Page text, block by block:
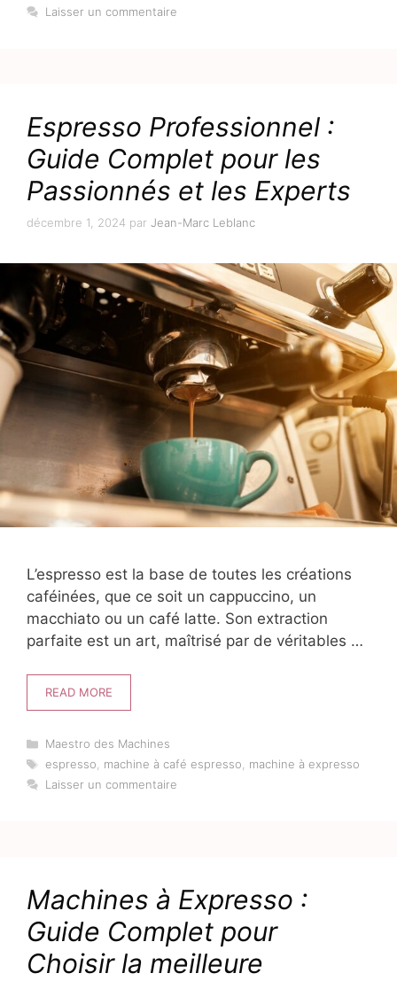
Laisser un commentaire
Espresso Professionnel :
Guide Complet pour les
Passionnés et les Experts
décembre 1, 2024 par Jean-Marc Leblanc
L’espresso est la base de toutes les créations
caféinées, que ce soit un cappuccino, un
macchiato ou un café latte. Son extraction
parfaite est un art, maîtrisé par de véritables …
READ MORE
Catégories
Maestro des Machines
Étiquettes
espresso, machine à café espresso, machine à expresso
Laisser un commentaire
Machines à Expresso :
Guide Complet pour
Choisir la meilleure